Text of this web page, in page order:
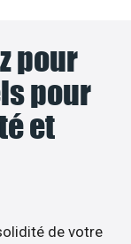
pour
pour
et
de votre